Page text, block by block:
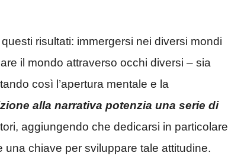
risultati: immergersi nei diversi mondi
il mondo attraverso occhi diversi – sia
così l’apertura mentale e la
alla narrativa potenzia una serie di
aggiungendo che dedicarsi in particolare
chiave per sviluppare tale attitudine.